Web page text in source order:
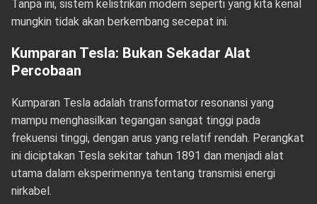
Tanpa ini, sistem kelistrikan modern seperti yang kita kenal
mungkin tidak akan berkembang secepat ini.
Kumparan Tesla: Bukan Sekadar Alat
Percobaan
Kumparan Tesla adalah transformator resonansi yang
mampu menghasilkan tegangan sangat tinggi pada
frekuensi tinggi, dengan arus yang relatif rendah. Perangkat
ini diciptakan Tesla sekitar tahun 1891 dan menjadi alat
utama dalam eksperimennya tentang transmisi energi
nirkabel.